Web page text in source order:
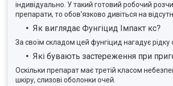
індивідуально. У такий готовий робочий
препарати, то обов'язково дивіться на
Як виглядає Фунгіцид Імпакт кс?
За своїм складом цей фунгіцид нагадує
Які бувають застереження при
Оскільки препарат має третій класом
шкіру, слизові оболонки очей.